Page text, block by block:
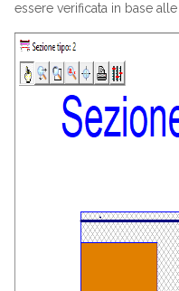
essere verificata in base